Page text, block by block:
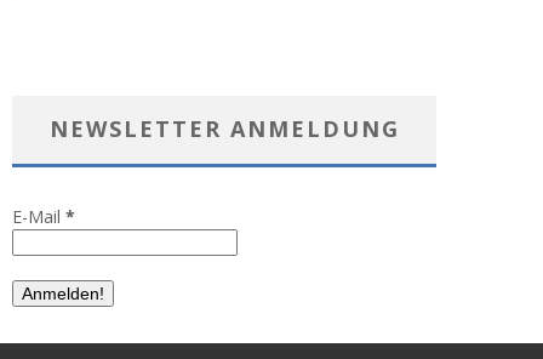
NEWSLETTER ANMELDUNG
E-Mail *